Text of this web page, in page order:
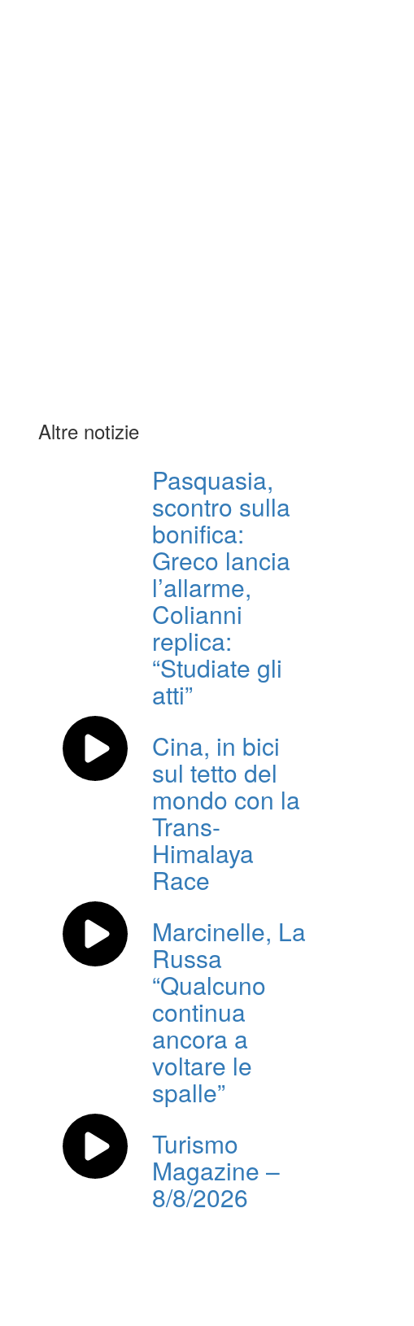
Altre notizie
Pasquasia,
scontro sulla
bonifica:
Greco lancia
l’allarme,
Colianni
replica:
“Studiate gli
atti”
Cina, in bici
sul tetto del
mondo con la
Trans-
Himalaya
Race
Marcinelle, La
Russa
“Qualcuno
continua
ancora a
voltare le
spalle”
Turismo
Magazine –
8/8/2026